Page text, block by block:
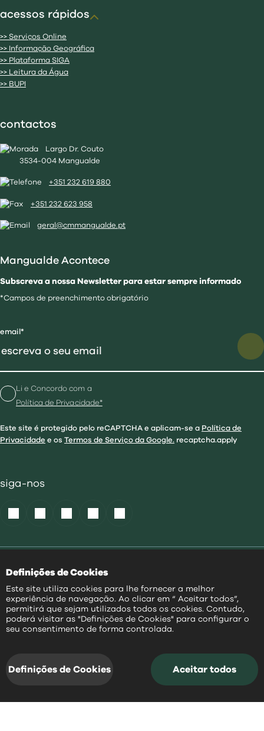
Definições de Cookies
Este site utiliza cookies para lhe fornecer a melhor
experiência de navegação. Ao clicar em “ Aceitar todos”,
permitirá que sejam utilizados todos os cookies. Contudo,
poderá visitar as "Definições de Cookies" para configurar o
seu consentimento de forma controlada.
Definições de Cookies Aceitar todos
acessos rápidos
>> Serviços Online
>> Informação Geográfica
>> Plataforma SIGA
>> Leitura da Água
>> BUPI
contactos
Largo Dr. Couto
3534-004 Mangualde
+351 232 619 880
+351 232 623 958
geral@cmmangualde.pt
Mangualde Acontece
Subscreva a nossa Newsletter para estar sempre informado
*Campos de preenchimento obrigatório
email*
Li e Concordo com a
Política de Privacidade*
Este site é protegido pelo reCAPTCHA e aplicam-se a Política de
Privacidade e os Termos de Serviço da Google. recaptcha.apply
siga-nos
Acessibilidade
Política Privacidade
Aviso Transparência
Mapa do Site